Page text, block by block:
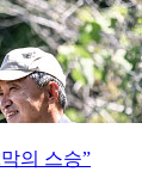
의 스승”